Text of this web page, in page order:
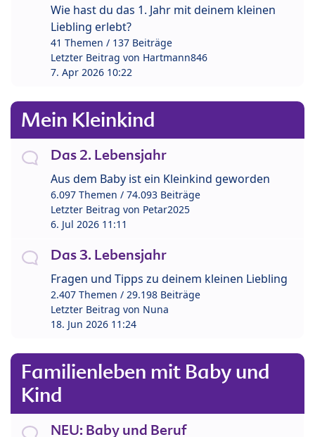
Wie hast du das 1. Jahr mit deinem kleinen
Liebling erlebt?
41 Themen / 137 Beiträge
Letzter Beitrag von Hartmann846
7. Apr 2026 10:22
Mein Kleinkind
Das 2. Lebensjahr
Aus dem Baby ist ein Kleinkind geworden
6.097 Themen / 74.093 Beiträge
Letzter Beitrag von Petar2025
6. Jul 2026 11:11
Das 3. Lebensjahr
Fragen und Tipps zu deinem kleinen Liebling
2.407 Themen / 29.198 Beiträge
Letzter Beitrag von Nuna
18. Jun 2026 11:24
Familienleben mit Baby und
Kind
NEU: Baby und Beruf